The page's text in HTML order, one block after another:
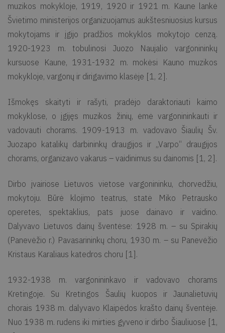
muzikos mokykloje, 1919, 1920 ir 1921 m. Kaune lankė
Švietimo ministerijos organizuojamus aukštesniuosius kursus
mokytojams ir įgijo pradžios mokyklos mokytojo cenzą.
1920-1923 m. tobulinosi Juozo Naujalio vargonininkų
kursuose Kaune, 1931-1932 m. mokėsi Kauno muzikos
mokykloje, vargonų ir dirigavimo klasėje [1, 2].
Išmokęs skaityti ir rašyti, pradėjo daraktoriauti kaimo
mokyklose, o įgijęs muzikos žinių, ėmė vargonininkauti ir
vadovauti chorams. 1909-1913 m. vadovavo Šiaulių Šv.
Juozapo katalikų darbininkų draugijos ir „Varpo“ draugijos
chorams, organizavo vakarus – vaidinimus su dainomis [1, 2].
Dirbo įvairiose Lietuvos vietose vargonininku, chorvedžiu,
mokytoju. Būrė klojimo teatrus, statė Miko Petrausko
operetes, spektaklius, pats juose dainavo ir vaidino.
Dalyvavo Lietuvos dainų šventėse: 1928 m. – su Spirakių
(Panevėžio r.) Pavasarininkų choru, 1930 m. – su Panevėžio
Kristaus Karaliaus katedros choru [1].
1932-1938 m. vargonininkavo ir vadovavo chorams
Kretingoje. Su Kretingos Šaulių kuopos ir Jaunalietuvių
chorais 1938 m. dalyvavo Klaipėdos krašto dainų šventėje.
Nuo 1938 m. rudens iki mirties gyveno ir dirbo Šiauliuose [1,